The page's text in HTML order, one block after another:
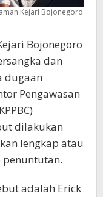
Kejari Bojonegoro
Bojonegoro
dan
dugaan
Pengawasan
dilakukan
lengkap atau
penuntutan.
adalah Erick